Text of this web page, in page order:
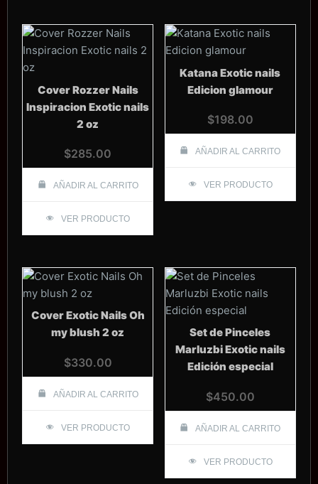
Cover Rozzer Nails
Inspiracion Exotic nails
2 oz
$285.00
AÑADIR AL CARRITO
VER PRODUCTO
Katana Exotic nails
Edicion glamour
$198.00
AÑADIR AL CARRITO
VER PRODUCTO
Cover Exotic Nails Oh
my blush 2 oz
$330.00
AÑADIR AL CARRITO
VER PRODUCTO
Set de Pinceles
Marluzbi Exotic nails
Edición especial
$450.00
AÑADIR AL CARRITO
VER PRODUCTO